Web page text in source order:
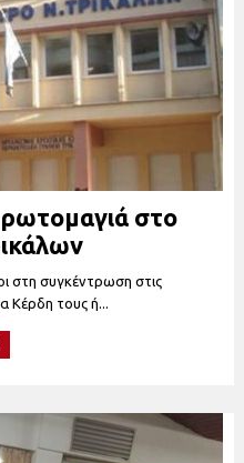
στο
στη συγκέντρωση στις
Κέρδη τους ή...